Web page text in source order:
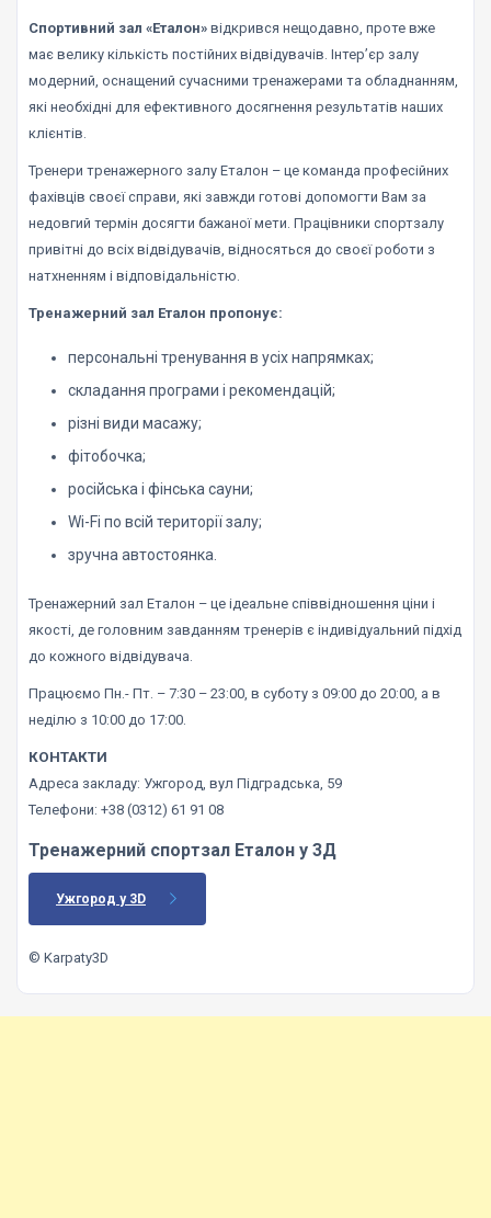
Спортивний зал «Еталон» відкрився нещодавно, проте вже
має велику кількість постійних відвідувачів. Інтер’єр залу
модерний, оснащений сучасними тренажерами та обладнанням,
які необхідні для ефективного досягнення результатів наших
клієнтів.
Тренери тренажерного залу Еталон – це команда професійних
фахівців своєї справи, які завжди готові допомогти Вам за
недовгий термін досягти бажаної мети. Працівники спортзалу
привітні до всіх відвідувачів, відносяться до своєї роботи з
натхненням і відповідальністю.
Тренажерний зал Еталон пропонує:
персональні тренування в усіх напрямках;
складання програми і рекомендацій;
різні види масажу;
фітобочка;
російська і фінська сауни;
Wi-Fi по всій території залу;
зручна автостоянка.
Тренажерний зал Еталон – це ідеальне співвідношення ціни і
якості, де головним завданням тренерів є індивідуальний підхід
до кожного відвідувача.
Працюємо Пн.- Пт. – 7:30 – 23:00, в суботу з 09:00 до 20:00, а в
неділю з 10:00 до 17:00.
КОНТАКТИ
Адреса закладу: Ужгород, вул Підградська, 59
Телефони: +38 (0312) 61 91 08
Тренажерний спортзал Еталон у 3Д
Ужгород у 3D
© Karpaty3D